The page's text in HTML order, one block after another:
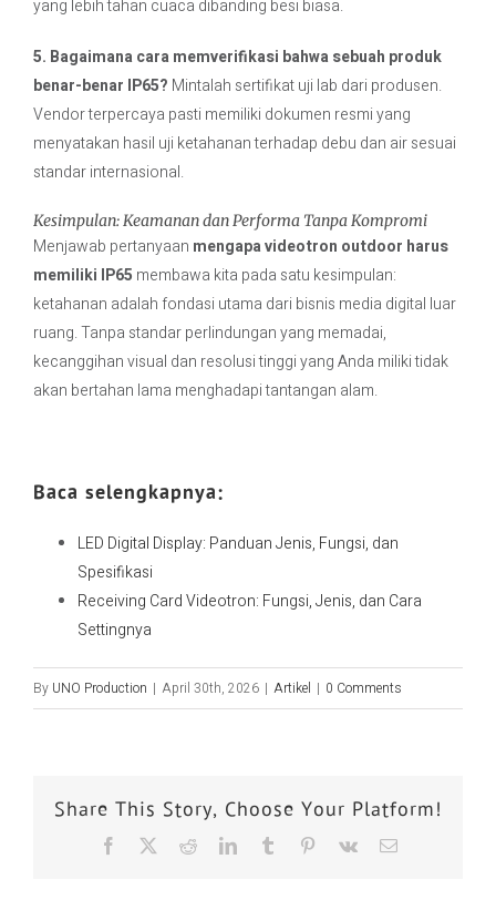
yang lebih tahan cuaca dibanding besi biasa.
5. Bagaimana cara memverifikasi bahwa sebuah produk
benar-benar IP65? Mintalah sertifikat uji lab dari produsen.
Vendor terpercaya pasti memiliki dokumen resmi yang
menyatakan hasil uji ketahanan terhadap debu dan air sesuai
standar internasional.
Kesimpulan: Keamanan dan Performa Tanpa Kompromi
Menjawab pertanyaan mengapa videotron outdoor harus
memiliki IP65 membawa kita pada satu kesimpulan:
ketahanan adalah fondasi utama dari bisnis media digital luar
ruang. Tanpa standar perlindungan yang memadai,
kecanggihan visual dan resolusi tinggi yang Anda miliki tidak
akan bertahan lama menghadapi tantangan alam.
Baca selengkapnya:
LED Digital Display: Panduan Jenis, Fungsi, dan
Spesifikasi
Receiving Card Videotron: Fungsi, Jenis, dan Cara
Settingnya
By UNO Production | April 30th, 2026 | Artikel | 0 Comments
Share This Story, Choose Your Platform!